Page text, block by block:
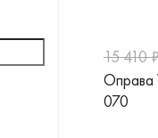
15 410
Оправа
070